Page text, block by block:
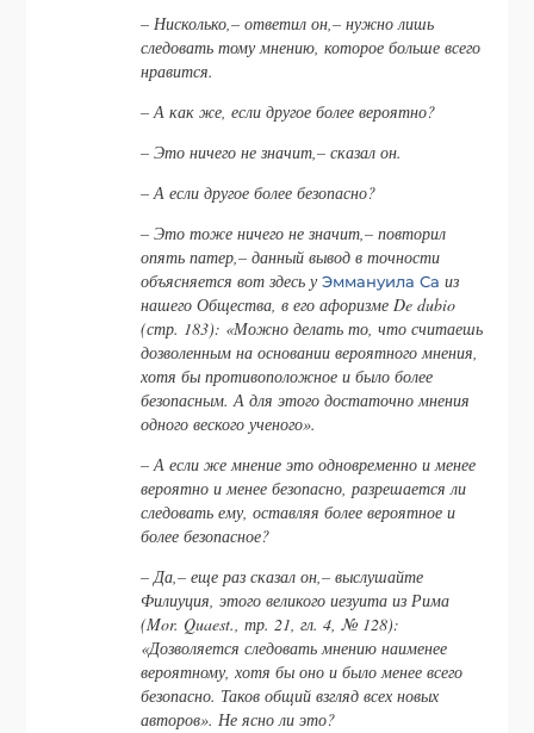
– Нисколько,– ответил он,– нужно лишь
следовать тому мнению, которое больше всего
нравится.
– А как же, если другое более вероятно?
– Это ничего не значит,– сказал он.
– А если другое более безопасно?
– Это тоже ничего не значит,– повторил
опять патер,– данный вывод в точности
объясняется вот здесь уЭммануила Са из
нашего Общества, в его афоризме De dubio
(стр. 183): «Можно делать то, что считаешь
дозволенным на основании вероятного мнения,
хотя бы противоположное и было более
безопасным. А для этого достаточно мнения
одного веского ученого».
– А если же мнение это одновременно и менее
вероятно и менее безопасно, разрешается ли
следовать ему, оставляя более вероятное и
более безопасное?
– Да,– еще раз сказал он,– выслушайте
Филиуция, этого великого иезуита из Рима
(Mor. Quaest., тр. 21, гл. 4, № 128):
«Дозволяется следовать мнению наименее
вероятному, хотя бы оно и было менее всего
безопасно. Таков общий взгляд всех новых
авторов». Не ясно ли это?